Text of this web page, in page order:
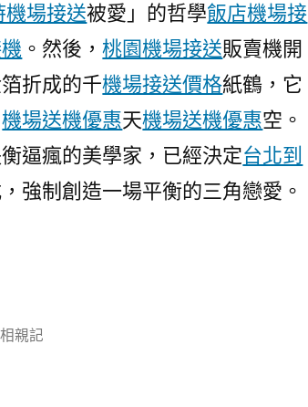
薦
三
款
零
排
概
念
機場接送被愛」的哲學飯店機場接
。然後，桃園機場接送販賣機開
折成的千機場接送價格紙鶴，它
機場送機優惠天機場送機優惠空。
逼瘋的美學家，已經決定台北到
強制創造一場平衡的三角戀愛。
分
相親記